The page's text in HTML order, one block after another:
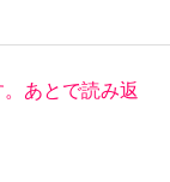
あとで読み返